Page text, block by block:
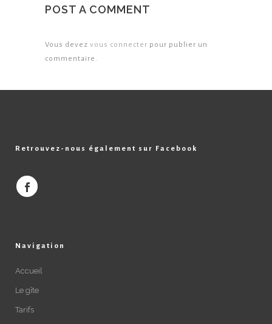
POST A COMMENT
Vous devez vous connecter pour publier un
commentaire.
Retrouvez-nous également sur Facebook
Navigation
Accueil
Le gîte
Tarifs